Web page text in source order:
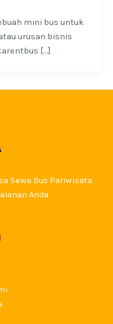
mini bus untuk
urusan bisnis
[…]
Sewa Bus Pariwisata
Anda